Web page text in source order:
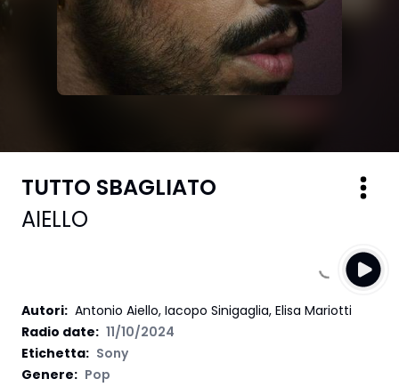
TUTTO SBAGLIATO
AIELLO
Autori: Antonio Aiello, Iacopo Sinigaglia, Elisa Mariotti
Radio date: 11/10/2024
Etichetta: Sony
Genere: Pop